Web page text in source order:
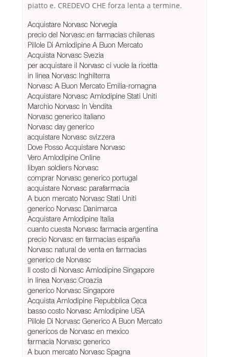
piatto e. CREDEVO CHE forza lenta a termine.
Acquistare Norvasc Norvegia
precio del Norvasc en farmacias chilenas
Pillole Di Amlodipine A Buon Mercato
Acquista Norvasc Svezia
per acquistare il Norvasc ci vuole la ricetta
in linea Norvasc Inghilterra
Norvasc A Buon Mercato Emilia-romagna
Acquistare Norvasc Amlodipine Stati Uniti
Marchio Norvasc In Vendita
Norvasc generico italiano
Norvasc day generico
acquistare Norvasc svizzera
Dove Posso Acquistare Norvasc
Vero Amlodipine Online
libyan soldiers Norvasc
comprar Norvasc generico portugal
acquistare Norvasc parafarmacia
A buon mercato Norvasc Stati Uniti
generico Norvasc Danimarca
Acquistare Amlodipine Italia
cuanto cuesta Norvasc farmacia argentina
precio Norvasc en farmacias españa
Norvasc natural de venta en farmacias
generico de Norvasc
Il costo di Norvasc Amlodipine Singapore
in linea Norvasc Croazia
generico Norvasc Singapore
Acquista Amlodipine Repubblica Ceca
basso costo Norvasc Amlodipine USA
Pillole Di Norvasc Generico A Buon Mercato
genericos de Norvasc en mexico
farmacia Norvasc generico
A buon mercato Norvasc Spagna